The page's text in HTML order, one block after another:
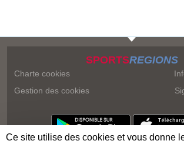
SPORTSREGIONS
Charte cookies
Gestion des cookies
Ce site utilise des cookies et vous donne